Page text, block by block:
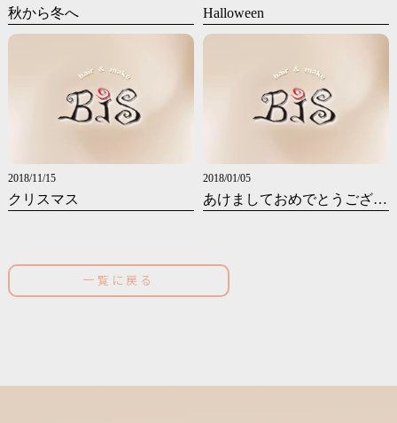
秋から冬へ Halloween
2018/11/15
クリスマス
2018/01/05
あけましておめでとうございます
一覧に戻る